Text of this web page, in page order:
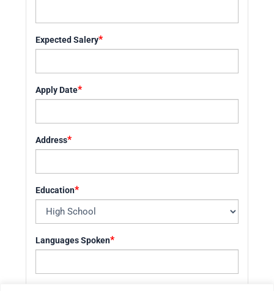
Expected Salery*
Apply Date*
Address*
Education*
Languages Spoken*